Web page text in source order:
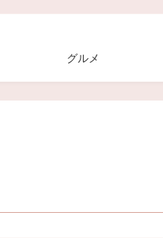
グルメ